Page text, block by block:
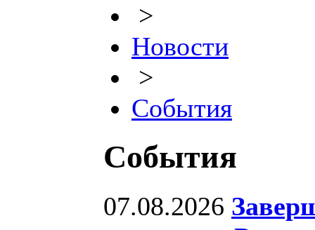
>
Новости
>
События
События
07.08.2026